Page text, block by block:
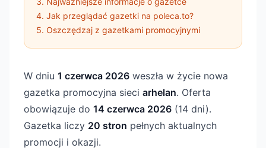
Jak przeglądać gazetki na poleca.to?
Oszczędzaj z gazetkami promocyjnymi
W dniu 1 czerwca 2026 weszła w życie nowa
gazetka promocyjna sieci arhelan. Oferta
obowiązuje do 14 czerwca 2026 (14 dni).
Gazetka liczy 20 stron pełnych aktualnych
promocji i okazji.